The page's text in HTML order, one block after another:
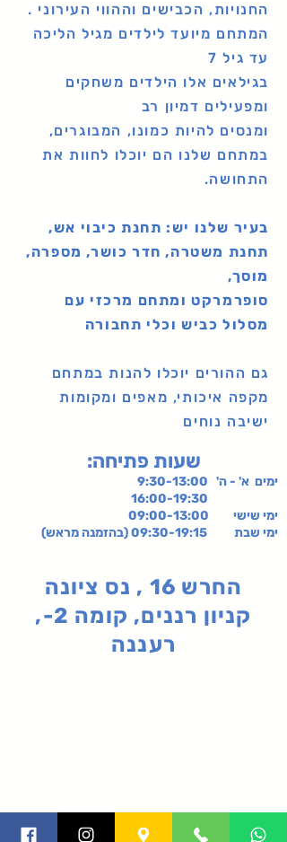
החנויות, הכבישים וההווי העירוני .
המתחם מיועד לילדים מגיל הליכה
עד גיל 7
בגילאים אלו הילדים משחקים
ומפעילים דמיון רב
ומנסים להיות כמונו, המבוגרים,
במתחם שלנו הם יוכלו לחוות את
התחושה.
בעיר שלנו יש: תחנת כיבוי אש,
תחנת משטרה, חדר כושר, מספרה,
מוסך,
סופרמרקט ומתחם מרכזי עם
מסלול כביש וכלי תחבורה
גם ההורים יוכלו להנות במתחם
מקפה איכותי, מאפים ומקומות
ישיבה נוחים
:שעות פתיחה
ימים א' - ה' 9:30-13:00
ימי שישי 09:00-13:00
ימי שבת 09:30-19:15 (בהזמנה מראש)
החרש 16 , נס ציונה
קניון רננים, קומה 2-,
רעננה
תקנון